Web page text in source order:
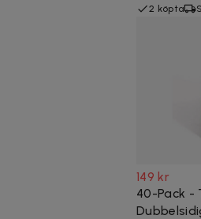
2 köpta
149 kr
40-Pack -